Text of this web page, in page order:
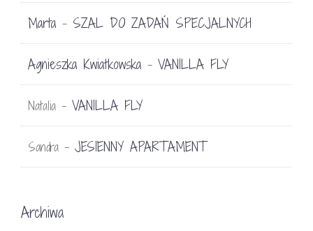
Marta - SZAL DO ZADAŃ SPECJALNYCH
Agnieszka Kwiatkowska - VANILLA FLY
Natalia - VANILLA FLY
Sandra - JESIENNY APARTAMENT
Archiwa